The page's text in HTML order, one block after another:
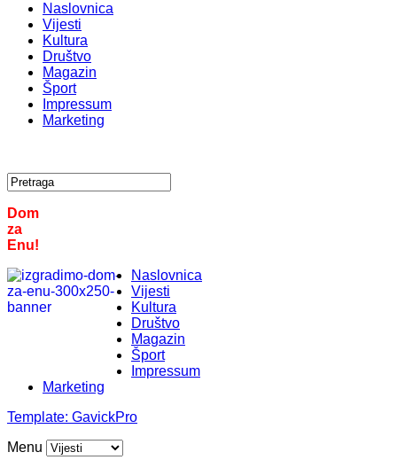
Naslovnica
Vijesti
Kultura
Društvo
Magazin
Šport
Impressum
Marketing
Dom
za
Enu!
Naslovnica
Vijesti
Kultura
Društvo
Magazin
Šport
Impressum
Marketing
Template: GavickPro
Menu